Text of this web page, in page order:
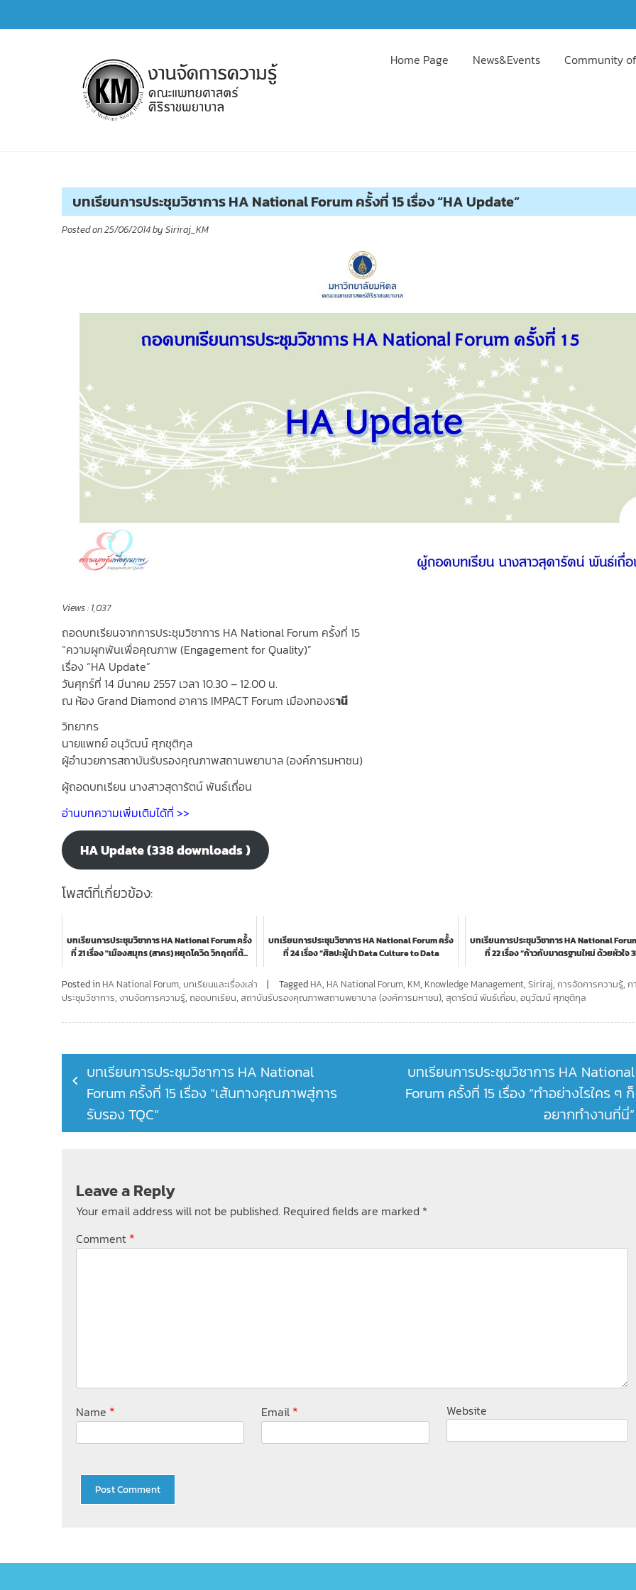
to
Home Page News&Events Community
บทเรียนการประชุมวิชาการ HA National Forum ครั้งที่ 15 เรื่อง “HA Update”
Posted on25/06/2014by Siriraj_KM
Views : 1,037
ถอดบทเรียนจากการประชุมวิชาการ HA National Forum ครั้งที่ 15
“ความผูกพันเพื่อคุณภาพ (Engagement for Quality)”
เรื่อง “HA Update”
วันศุกร์ที่ 14 มีนาคม 2557 เวลา 10.30 – 12.00 น.
ณ ห้อง Grand Diamond อาคาร IMPACT Forum เมืองทองธานี
วิทยากร
นายแพทย์ อนุวัฒน์ ศุภชุติกุล
ผู้อำนวยการสถาบันรับรองคุณภาพสถานพยาบาล (องค์การมหาชน)
ผู้ถอดบทเรียน นางสาวสุดารัตน์ พันธ์เถื่อน
อ่านบทความเพิ่มเติมได้ที่ >>
HA Update (338 downloads )
โพสต์ที่เกี่ยวข้อง:
บทเรียนการประชุมวิชาการ HA National Forum ครั้ง
ที่ 21 เรื่อง "เมืองสมุทร (สาคร) หยุดโควิด วิกฤตที่ต้...
บทเรียนการประชุมวิชาการ HA National Forum ครั้ง
ที่ 24 เรื่อง “ศิลปะผู้นำ Data Culture to Data
บทเรียนการประชุมวิชาการ HA National
ที่ 22 เรื่อง “ก้าวกับมาตรฐานใหม่ ด้วยหัวใจ
Posted in HA National Forum, บทเรียนและเรื่องเล่า Tagged HA, HA National Forum, KM, Knowledge Management, Siriraj, การจัดการความรู้, ก
ประชุมวิชาการ, งานจัดการความรู้, ถอดบทเรียน, สถาบันรับรองคุณภาพสถานพยาบาล (องค์การมหาชน), สุดารัตน์ พันธ์เถื่อน, อนุวัฒน์ ศุภชุติกุล
Post
navigation
บทเรียนการประชุมวิชาการ HA National
Forum ครั้งที่ 15 เรื่อง “เส้นทางคุณภาพสู่การ
รับรอง TQC”
บทเรียนการประชุมวิชาการ HA National
Forum ครั้งที่ 15 เรื่อง “ทำอย่างไรใคร ๆ ก็
อยากทำงานที่นี่”
Leave a Reply
Your email address will not be published. Required fields are marked *
Comment *
Name * Email * Website